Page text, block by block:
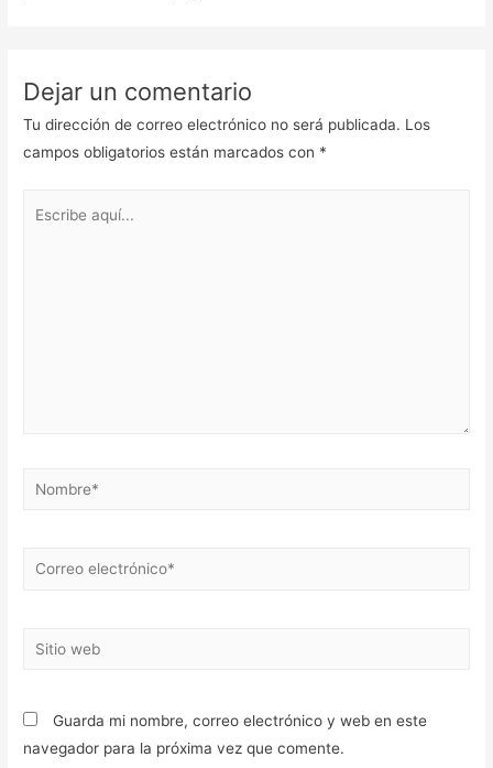
Dejar un comentario
Tu dirección de correo electrónico no será publicada. Los
campos obligatorios están marcados con *
Nombre*
Correo
Sitio
Guarda mi nombre, correo electrónico y web en este
navegador para la próxima vez que comente.